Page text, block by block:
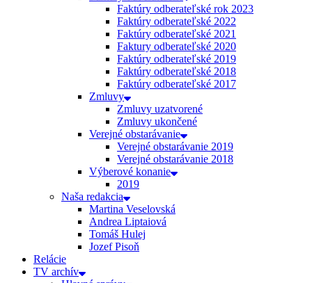
Faktúry odberateľské rok 2023
Faktúry odberateľské 2022
Faktúry odberateľské 2021
Faktury odberateľské 2020
Faktúry odberateľské 2019
Faktúry odberateľské 2018
Faktúry odberateľské 2017
Zmluvy
Zmluvy uzatvorené
Zmluvy ukončené
Verejné obstarávanie
Verejné obstarávanie 2019
Verejné obstarávanie 2018
Výberové konanie
2019
Naša redakcia
Martina Veselovská
Andrea Liptaiová
Tomáš Hulej
Jozef Pisoň
Relácie
TV archív